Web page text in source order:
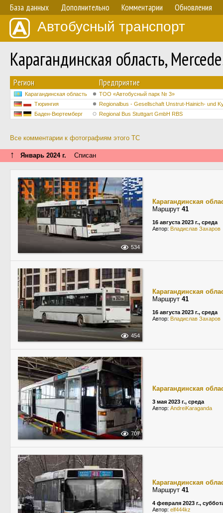
База данных Дополнительно Комментарии Обновления
Автобусный транспорт
Карагандинская область,
Регион Предприятие
Карагандинская область
TOO «Автобусный парк № 3»
Тюрингия
Regionalbus - Gesellschaft Unstrut-Hainich- und
Баден-Вюртемберг
Regional Bus Stuttgart GmbH RBS
Все комментарии к фотографиям этого ТС
↑ Январь 2024 г. Списан
534
Карагандинская
Маршрут 41
16 августа 2023 г., среда
Автор: Владислав Захаров
454
Карагандинская
Маршрут 41
16 августа 2023 г., среда
Автор: Владислав Захаров
707
Карагандинская
3 мая 2023 г., среда
Автор: AndreiKaraganda
Карагандинская
Маршрут 41
4 февраля 2023 г.,
Автор: elf444kz